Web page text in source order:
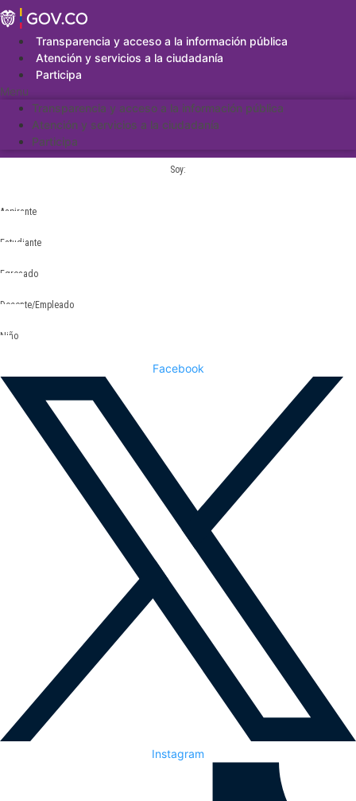
Saltar
al
contenidoTransparencia y acceso a la información pública
Atención y servicios a la ciudadanía
Participa
Menu
Transparencia y acceso a la información pública
Atención y servicios a la ciudadanía
Participa
Soy:
Aspirante
Estudiante
Egresado
Docente/Empleado
Niño
Facebook
Instagram